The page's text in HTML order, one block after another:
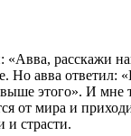
расскажи
Но авва ответил:
этого». И мне
от мира и
и страсти.